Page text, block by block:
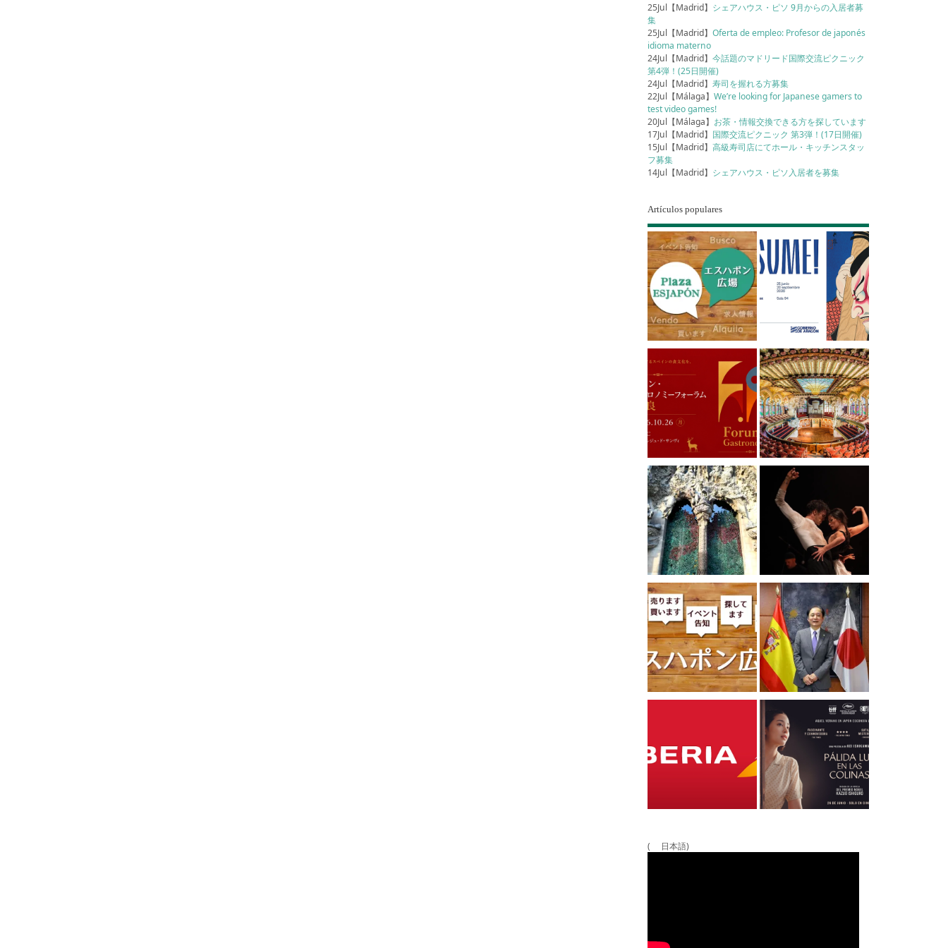
25Jul【Madrid】 シェアハウス・ピソ 9月からの入居者募
集
25Jul【Madrid】Oferta de empleo: Profesor de japonés
idioma materno
24Jul【Madrid】今話題のマドリード国際交流ピクニック
第4弾！(25日開催)
24Jul【Madrid】寿司を握れる方募集
22Jul【Málaga】We’re looking for Japanese gamers to
test video games!
20Jul【Málaga】 お茶・情報交換できる方を探しています
17Jul【Madrid】 国際交流ピクニック 第3弾！(17日開催)
15Jul【Madrid】高級寿司店にてホール・キッチンスタッ
フ募集
14Jul【Madrid】 シェアハウス・ピソ入居者を募集
Artículos populares
( 日本語)